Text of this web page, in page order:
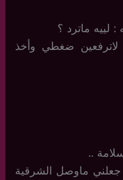
: لييه ماترد ؟
ضغطي وأخذ
..
جعلني ماوصل الشرقية